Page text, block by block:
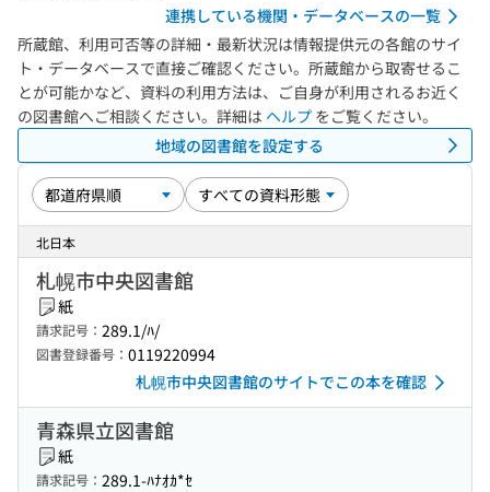
連携している機関・データベースの一覧
所蔵館、利用可否等の詳細・最新状況は情報提供元の各館のサイ
ト・データベースで直接ご確認ください。所蔵館から取寄せるこ
とが可能かなど、資料の利用方法は、ご自身が利用されるお近く
の図書館へご相談ください。詳細は ヘルプ をご覧ください。
地域の図書館を設定する
北日本
札幌市中央図書館
紙
請求記号： 289.1/ﾊ/
図書登録番号： 0119220994
札幌市中央図書館のサイトでこの本を確認
青森県立図書館
紙
請求記号： 289.1-ﾊﾅｵｶ*ｾ